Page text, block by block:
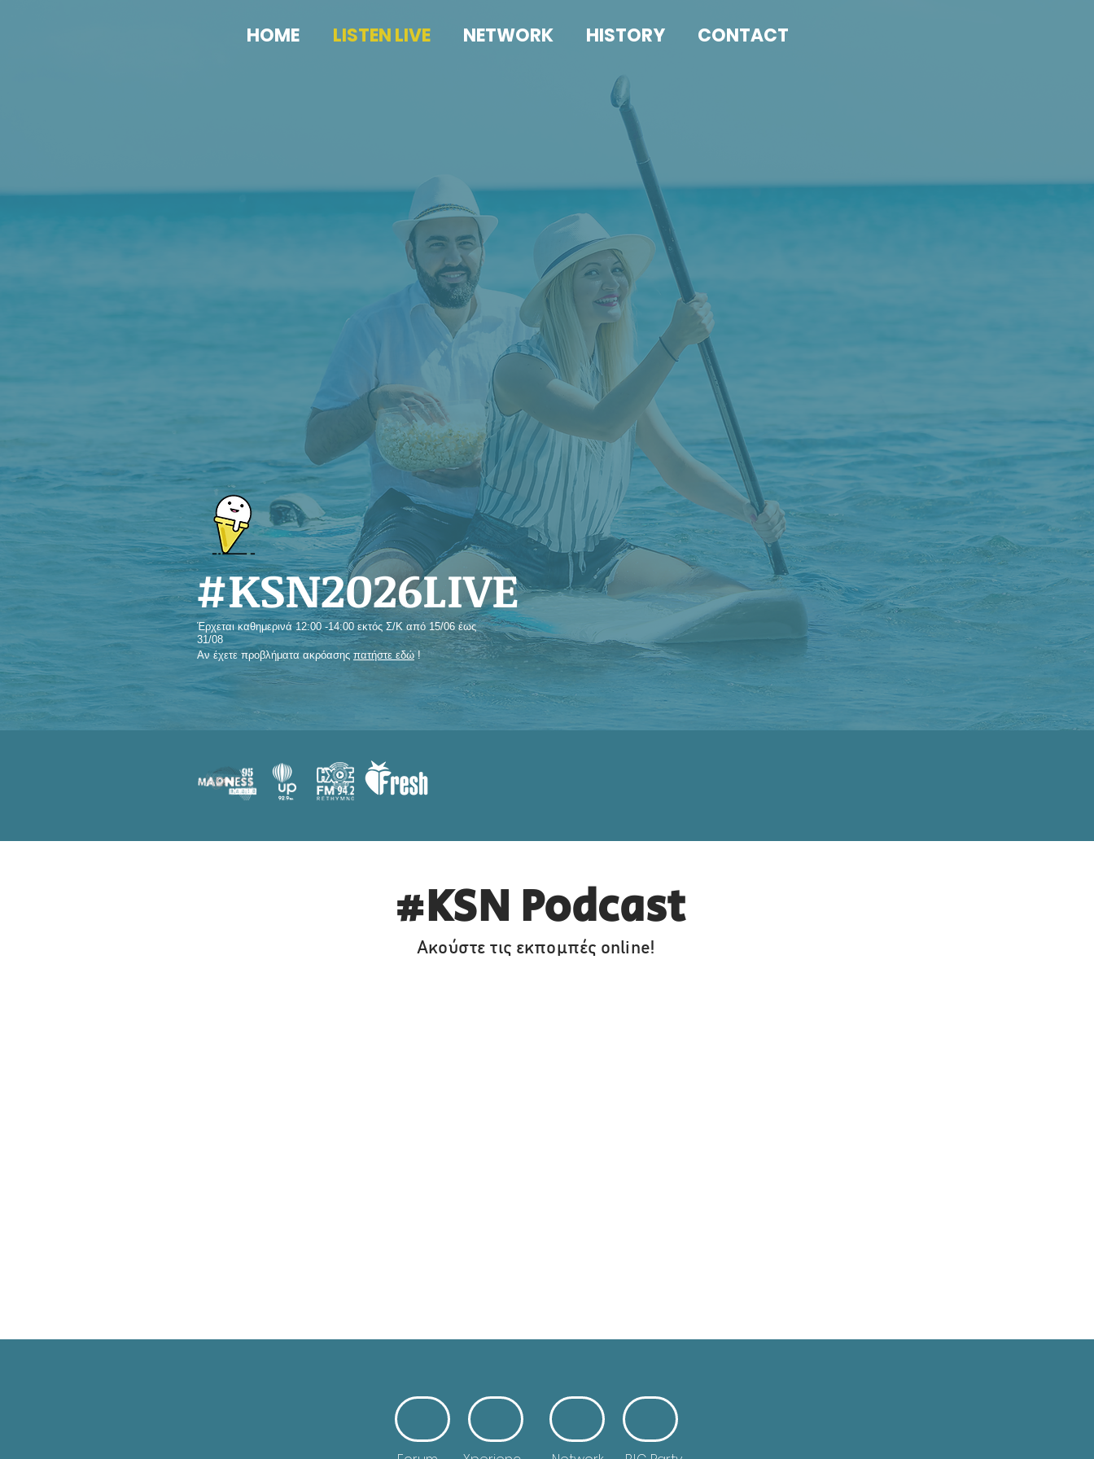
HOME LISTEN LIVE NETWORK HISTORY CONTACT
#KSN2026LIVE
Έρχεται καθημερινά 12:00 -14:00 εκτός Σ/Κ από 15/06 έως
31/08
Αν έχετε προβλήματα ακρόασης πατήστε εδώ!
Ακούστε τις εκπομπές online!
#KSN Podcast